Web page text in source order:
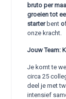
bruto per
groeien tot
starter bent
onze kracht.
Jouw Team:
Je komt te
circa 25
deel je met
intensief